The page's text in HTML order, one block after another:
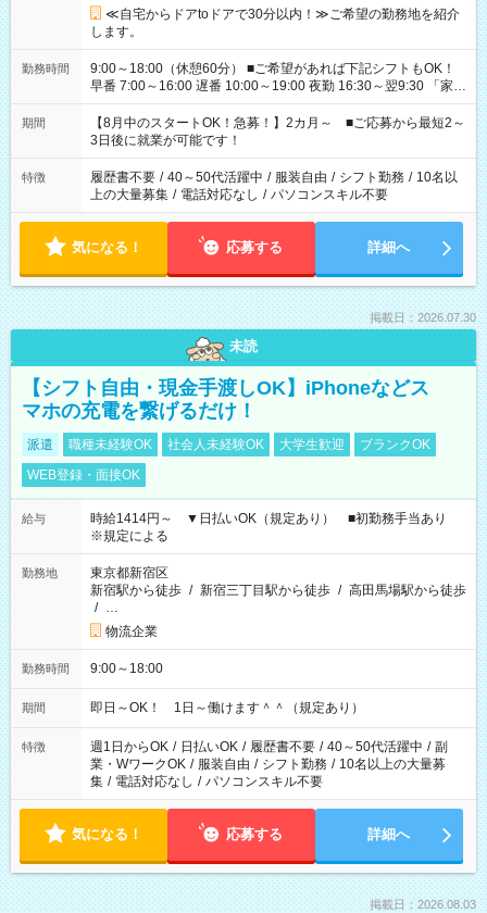
≪自宅からドアtoドアで30分以内！≫ご希望の勤務地を紹介
します。
勤務時間
9:00～18:00（休憩60分） ■ご希望があれば下記シフトもOK！
早番 7:00～16:00 遅番 10:00～19:00 夜勤 16:30～翌9:30 「家族
と休みを合わせたい」 「余裕を持って夕飯の準備がしたい」
「できれば残業はしたくない」 など、ご希望を教えてください
ね。 ※Wワーク希望の方へ 今ご覧のお仕事で希望する勤務時間
と、もう1つのお仕事の勤務時間。 合計で週40時間を超える場
合は応募できません。
期間
【8月中のスタートOK！急募！】2カ月～ ■ご応募から最短2～
3日後に就業が可能です！
特徴 履歴書不要 / 40～50代活躍中 / 服装自由 / シフト勤務 / 10名以
上の大量募集 / 電話対応なし / パソコンスキル不要
気になる！ 応募する 詳細へ
掲載日：2026.07.30
未読
【シフト自由・現金手渡しOK】iPhoneなどス
マホの充電を繋げるだけ！
派遣 職種未経験OK 社会人未経験OK 大学生歓迎
ブランクOK
WEB登録・面接OK
給与
時給1414円～ ▼日払いOK（規定あり） ■初勤務手当あり
※規定による
勤務地
東京都新宿区
新宿駅から徒歩 / 新宿三丁目駅から徒歩 / 高田馬場駅から徒歩
/ …
物流企業
勤務時間 9:00～18:00
期間 即日～OK！ 1日～働けます＾＾（規定あり）
特徴 週1日からOK / 日払いOK / 履歴書不要 / 40～50代活躍中 / 副
業・WワークOK / 服装自由 / シフト勤務 / 10名以上の大量募
集 / 電話対応なし / パソコンスキル不要
気になる！ 応募する 詳細へ
掲載日：2026.08.03